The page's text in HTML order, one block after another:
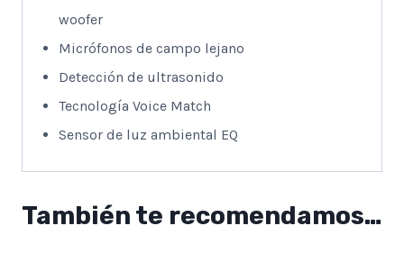
woofer
Micrófonos de campo lejano
Detección de ultrasonido
Tecnología Voice Match
Sensor de luz ambiental EQ
También te recomendamos…